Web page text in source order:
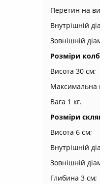
Перетин на
Внутрішній
Зовнішній
Розміри
Висота 30 см;
Максимальна
Вага 1 кг.
Розміри
Висота 6 см;
Внутрішній
Зовнішній
Глибина 3 см;